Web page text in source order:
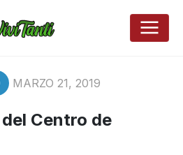
MARZO 21, 2019
Centro de